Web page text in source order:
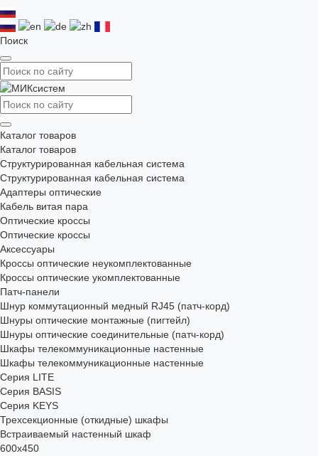
Поиск
Каталог товаров
Каталог товаров
Структурированная кабельная система
Структурированная кабельная система
Адаптеры оптические
Кабель витая пара
Оптические кроссы
Оптические кроссы
Аксессуары
Кроссы оптические неукомплектованные
Кроссы оптические укомплектованные
Патч-панели
Шнур коммутационный медный RJ45 (патч-корд)
Шнуры оптические монтажные (пигтейл)
Шнуры оптические соединительные (патч-корд)
Шкафы телекоммуникационные настенные
Шкафы телекоммуникационные настенные
Cерия LITE
Cерия BASIS
Cерия KEYS
Трехсекционные (откидные) шкафы
Встраиваемый настенный шкаф
600x450